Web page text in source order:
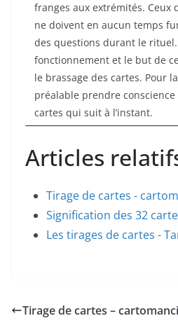
franges aux extrémités. Ceux
ne doivent en aucun temps
des questions durant le
fonctionnement et le but de
le brassage des cartes. Pour
préalable prendre conscience
cartes qui suit à l’instant.
Articles
Tirage de cartes -
Signification des 32
Les tirages de cartes -
Tirage de cartes –